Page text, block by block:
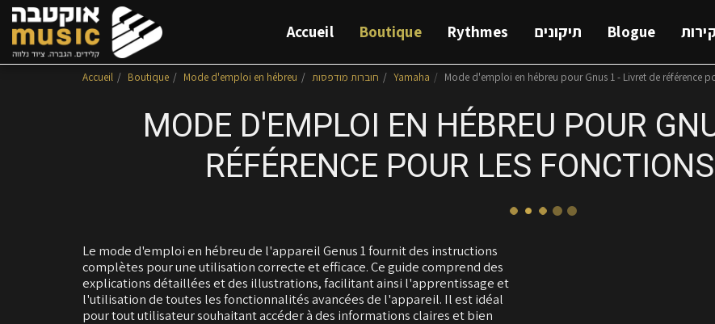
Accueil Boutique Rythmes תיקונים Blogue
Accueil Boutique Mode d'emploi en hébreu חוברות מודפסות Yamaha Mode d'emploi en hébreu pour Gnus 1 - Livret de référence
MODE D'EMPLOI EN HÉBREU POUR
RÉFÉRENCE POUR LES
Le mode d'emploi en hébreu de l'appareil Genus 1 fournit des instructions
complètes pour une utilisation correcte et efficace. Ce guide comprend des
explications détaillées et des illustrations, facilitant ainsi l'apprentissage et
l'utilisation de toutes les fonctionnalités avancées de l'appareil. Il est idéal
pour tout utilisateur souhaitant accéder à des informations claires et bien